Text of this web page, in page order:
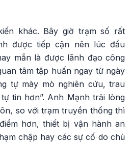
khác. Bây giờ trạm số rất
được tiếp cận nên lúc đầu
mắn là được lãnh đạo công
tâm tập huấn ngay từ ngày
tự mày mò nghiên cứu, trau
tin hơn”. Anh Mạnh trải lòng
so với trạm truyền thống thì
hơn, thiết bị vận hành an
chập hay các sự cố do chủ